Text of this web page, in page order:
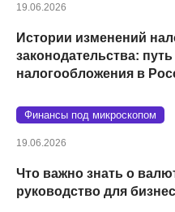
19.06.2026
Истории изменений
законодательства:
налогообложения в
Финансы под микроскопом
19.06.2026
Что важно знать о
руководство для